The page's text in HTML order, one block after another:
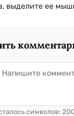
выделите ее
символов: